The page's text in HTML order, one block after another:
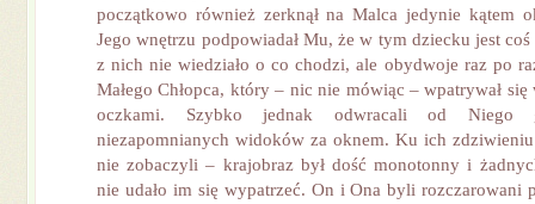
początkowo również zerknął na Malca jedynie kątem
Jego wnętrzu podpowiadał Mu, że w tym dziecku jest
z nich nie wiedziało o co chodzi, ale obydwoje raz po
Małego Chłopca, który – nic nie mówiąc – wpatrywał
oczkami. Szybko jednak odwracali od Niego
niezapomnianych widoków za oknem. Ku ich
nie zobaczyli – krajobraz był dość monotonny i
nie udało im się wypatrzeć. On i Ona byli rozczarowani